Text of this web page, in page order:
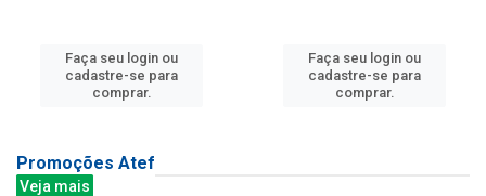
Faça seu login ou
cadastre-se para
comprar.
Faça seu login ou
cadastre-se para
comprar.
Promoções Atef
Veja mais